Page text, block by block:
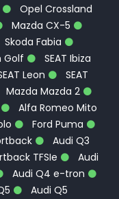
Opel Crossland
Mazda CX-5
Skoda Fabia
Golf
SEAT Ibiza
Leon
SEAT
Mazda Mazda 2
Alfa Romeo Mito
Ford Puma
Audi Q3
TFSIe
Audi
Audi Q4 e-tron
Audi Q5